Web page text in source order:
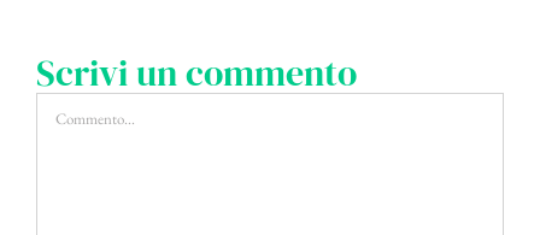
Scrivi un commento
Commento